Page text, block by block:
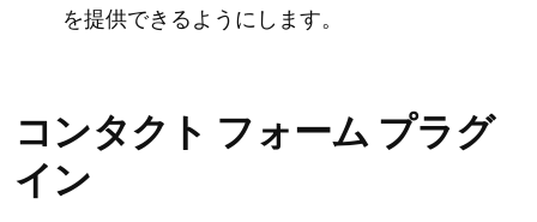
を提供できるようにします。
コンタクト フォーム プラグ
イン